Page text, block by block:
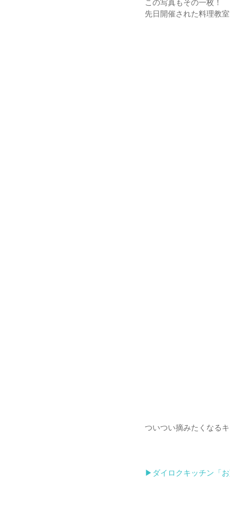
この写真もその一枚！
先日開催された料理教
ついつい摘みたくなる
▶︎ダイロクキッチン「お